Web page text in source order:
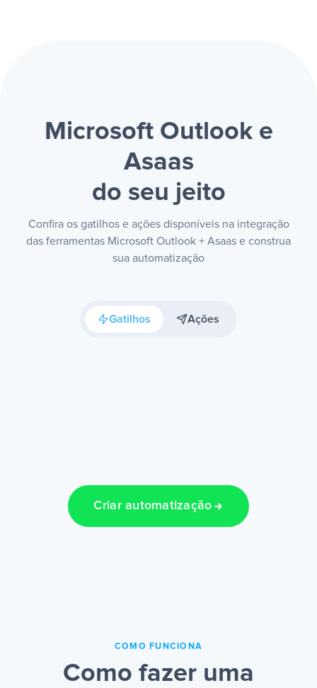
Microsoft Outlook e
Asaas
do seu jeito
Confira os gatilhos e ações disponíveis na integração
das ferramentas Microsoft Outlook + Asaas e construa
sua automatização
Gatilhos Ações
Criar automatização
COMO FUNCIONA
Como fazer uma